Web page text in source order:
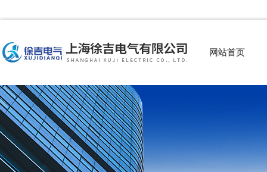
网站首页